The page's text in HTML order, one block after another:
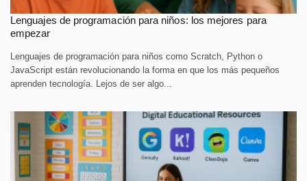
Lenguajes de programación para niños: los mejores para
empezar
Lenguajes de programación para niños como Scratch, Python o
JavaScript están revolucionando la forma en que los más pequeños
aprenden tecnología. Lejos de ser algo...